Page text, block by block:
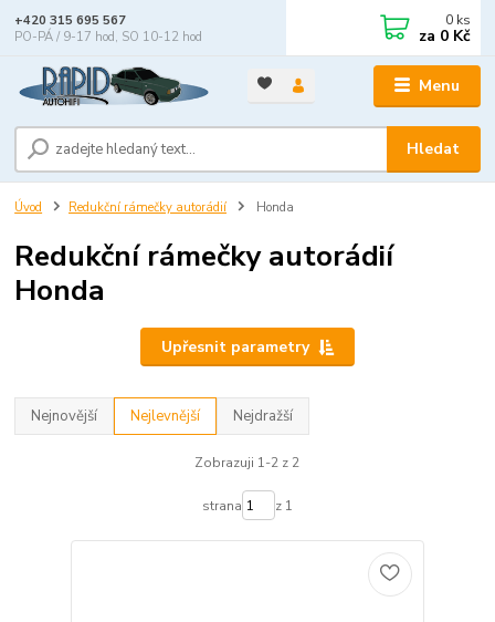
Menu
Hledat
+420 315 695 567
PO-PÁ / 9-17 hod, SO 10-12 hod
0 ks
za 0 Kč
Úvod Redukční rámečky autorádií Honda
Redukční rámečky autorádií
Honda
Upřesnit parametry
Nejnovější Nejlevnější Nejdražší
Zobrazuji 1-2 z 2
strana z 1